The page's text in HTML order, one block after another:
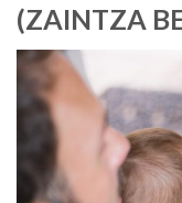
(ZAINTZA